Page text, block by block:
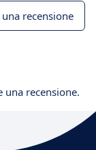
una recensione
una recensione.